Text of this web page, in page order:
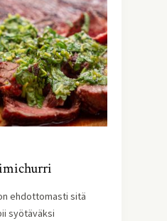
ehdottomasti sitä
syötäväksi